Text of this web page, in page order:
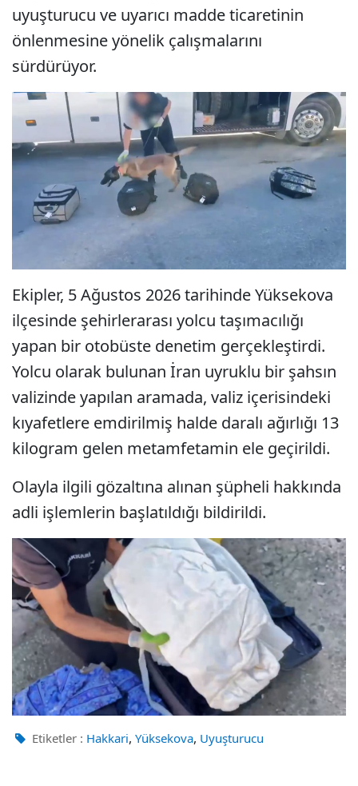
uyuşturucu ve uyarıcı madde ticaretinin
önlenmesine yönelik çalışmalarını
sürdürüyor.
Ekipler, 5 Ağustos 2026 tarihinde Yüksekova
ilçesinde şehirlerarası yolcu taşımacılığı
yapan bir otobüste denetim gerçekleştirdi.
Yolcu olarak bulunan İran uyruklu bir şahsın
valizinde yapılan aramada, valiz içerisindeki
kıyafetlere emdirilmiş halde daralı ağırlığı 13
kilogram gelen metamfetamin ele geçirildi.
Olayla ilgili gözaltına alınan şüpheli hakkında
adli işlemlerin başlatıldığı bildirildi.
Etiketler : Hakkari, Yüksekova, Uyuşturucu